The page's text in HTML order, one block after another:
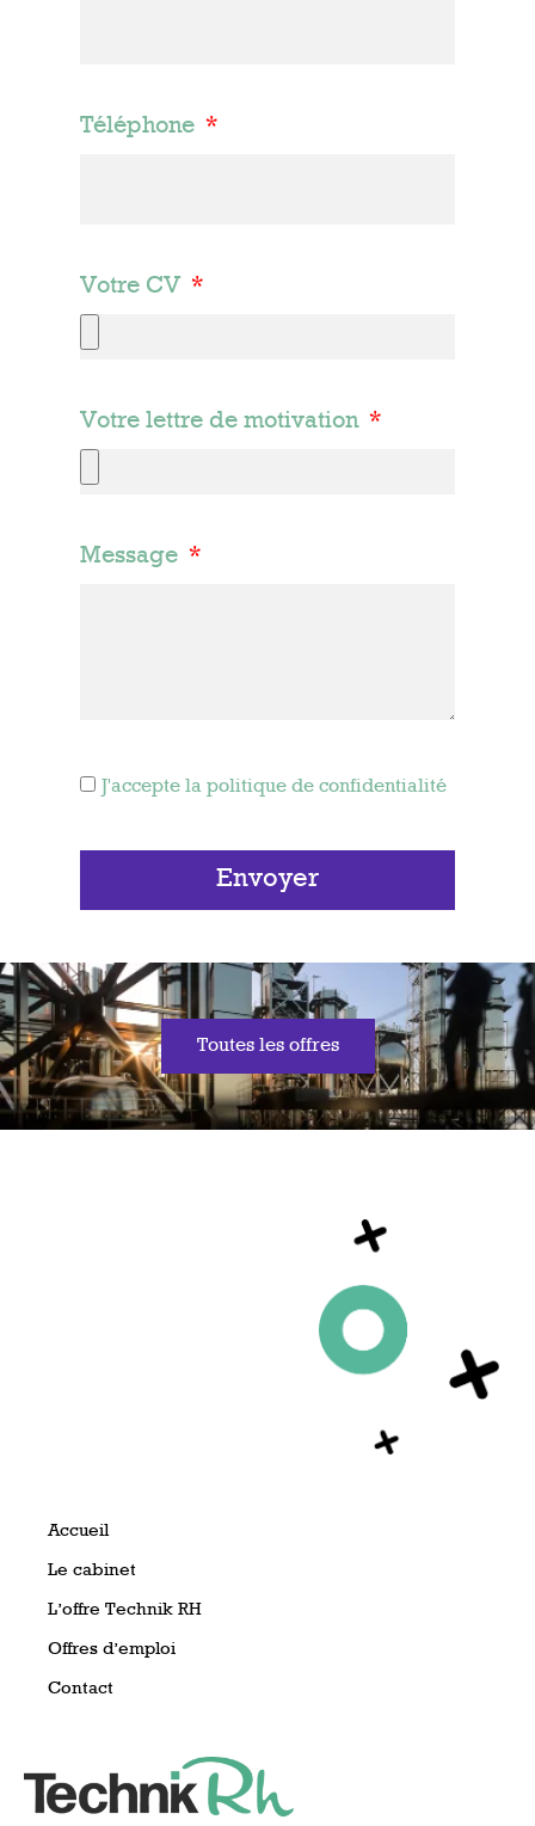
Téléphone
Votre CV
Votre lettre de motivation
Message
J'accepte la politique de confidentialité
Envoyer
Toutes les offres
Accueil
Le cabinet
L’offre Technik RH
Offres d’emploi
Contact